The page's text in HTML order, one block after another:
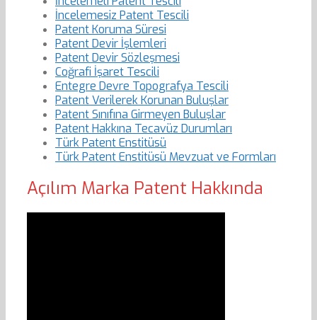
İncelemesiz Patent Tescili
Patent Koruma Süresi
Patent Devir İşlemleri
Patent Devir Sözleşmesi
Coğrafi İşaret Tescili
Entegre Devre Topografya Tescili
Patent Verilerek Korunan Buluşlar
Patent Sınıfına Girmeyen Buluşlar
Patent Hakkına Tecavüz Durumları
Türk Patent Enstitüsü
Türk Patent Enstitüsü Mevzuat ve Formları
Açılım Marka Patent Hakkında